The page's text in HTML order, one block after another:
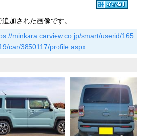
加された画像です。
minkara.carview.co.jp/smart/userid/165
car/3850117/profile.aspx